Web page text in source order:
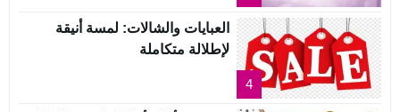
4
العبايات والشالات: لمسة أنيقة
لإطلالة متكاملة